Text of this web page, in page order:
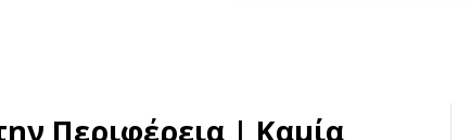
Περιφέρεια | Καμία